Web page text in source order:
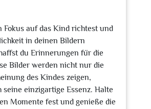
Fokus auf das Kind richtest und
in deinen Bildern
du Erinnerungen für die
Bilder werden nicht nur die
des Kindes zeigen,
seine einzigartige Essenz. Halte
Momente fest und genieße die